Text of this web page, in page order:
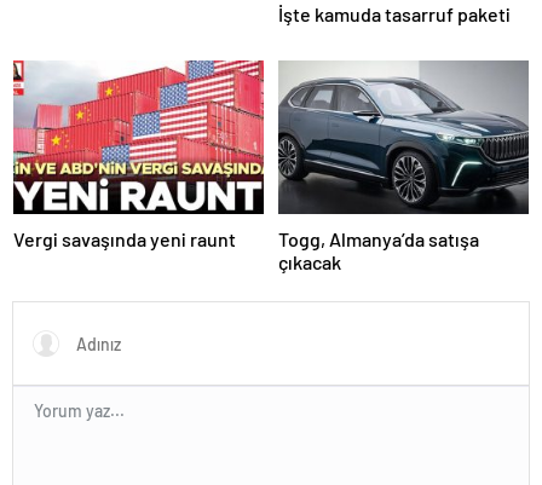
İşte kamuda tasarruf paketi
Vergi savaşında yeni raunt
Togg, Almanya’da satışa
çıkacak